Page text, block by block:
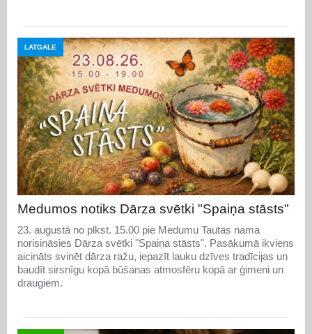
LATGALE
Medumos notiks Dārza svētki "Spaiņa stāsts"
23. augustā no plkst. 15.00 pie Medumu Tautas nama
norisināsies Dārza svētki "Spaiņa stāsts". Pasākumā ikviens
aicināts svinēt dārza ražu, iepazīt lauku dzīves tradīcijas un
baudīt sirsnīgu kopā būšanas atmosfēru kopā ar ģimeni un
draugiem.